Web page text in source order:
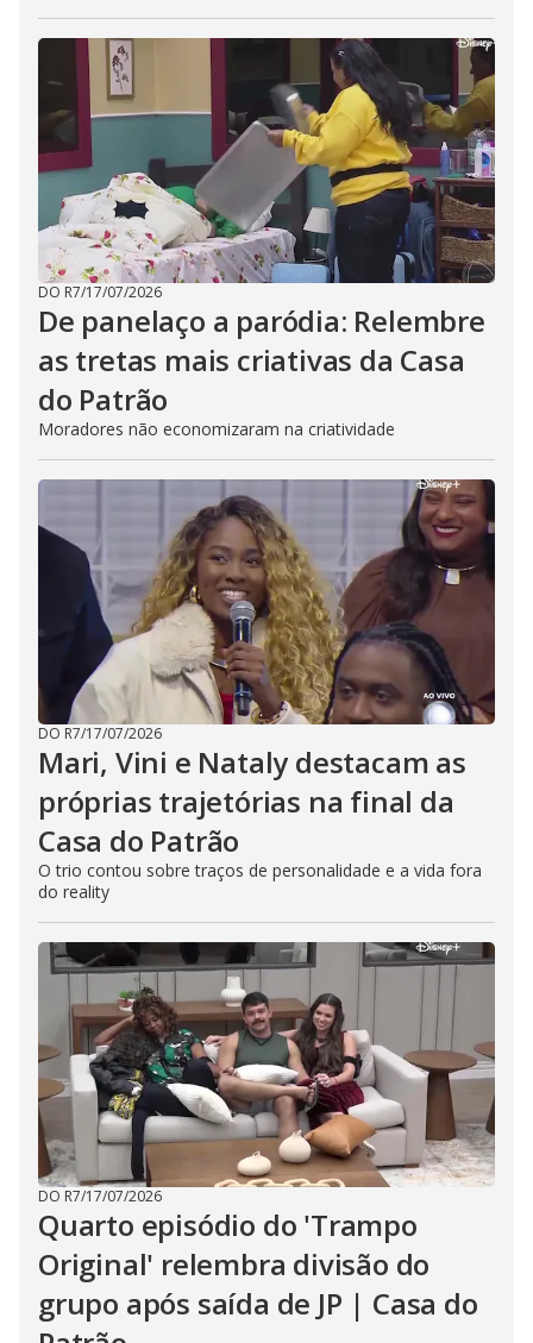
DO R7/17/07/2026
De panelaço a paródia: Relembre
as tretas mais criativas da Casa
do Patrão
Moradores não economizaram na criatividade
DO R7/17/07/2026
Mari, Vini e Nataly destacam as
próprias trajetórias na final da
Casa do Patrão
O trio contou sobre traços de personalidade e a vida fora
do reality
DO R7/17/07/2026
Quarto episódio do 'Trampo
Original' relembra divisão do
grupo após saída de JP | Casa do